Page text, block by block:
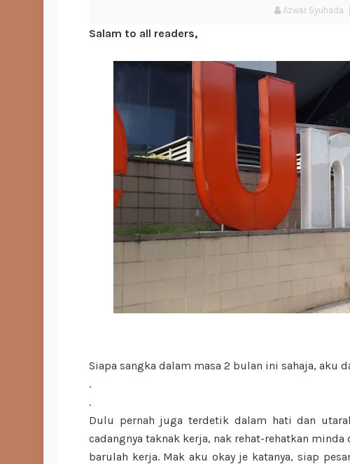
Azwar Syuhada
Salam to all readers,
Siapa sangka dalam masa 2 bulan ini sahaja, aku
.
.
Dulu pernah juga terdetik dalam hati dan
cadangnya taknak kerja, nak rehat-rehatkan
barulah kerja. Mak aku okay je katanya, siap